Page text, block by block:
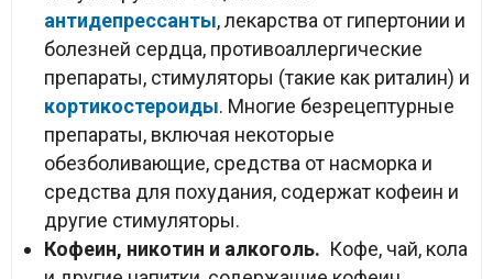
антидепрессанты, лекарства от гипертонии и
болезней сердца, противоаллергические
препараты, стимуляторы (такие как риталин) и
кортикостероиды. Многие безрецептурные
препараты, включая некоторые
обезболивающие, средства от насморка и
средства для похудания, содержат кофеин и
другие стимуляторы.
Кофеин, никотин и алкоголь. Кофе, чай, кола